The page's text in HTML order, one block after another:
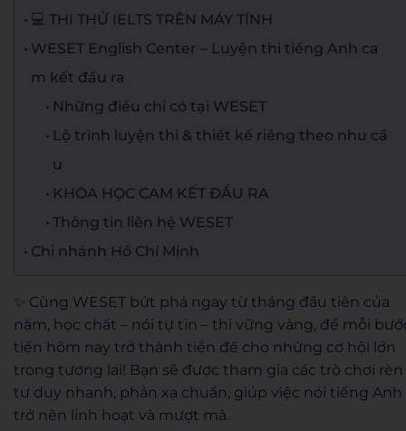
💻 THI THỬ IELTS TRÊN MÁY TÍNH
WESET English Center – Luyện thi tiếng Anh ca
m kết đầu ra
Những điều chỉ có tại WESET
Lộ trình luyện thi & thiết kế riêng theo nhu cầ
u
KHÓA HỌC CAM KẾT ĐẦU RA
Thông tin liên hệ WESET
Chi nhánh Hồ Chí Minh
✨ Cùng WESET bứt phá ngay từ tháng đầu tiên của
năm, học chất – nói tự tin – thi vững vàng, để mỗi
tiến hôm nay trở thành tiền đề cho những cơ hội lớn
trong tương lai! Bạn sẽ được tham gia các trò chơi rèn
tư duy nhanh, phản xạ chuẩn, giúp việc nói tiếng Anh
trở nên linh hoạt và mượt mà.